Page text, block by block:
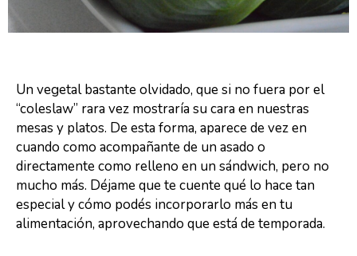
Un vegetal bastante olvidado, que si no fuera por el
“coleslaw” rara vez mostraría su cara en nuestras
mesas y platos. De esta forma, aparece de vez en
cuando como acompañante de un asado o
directamente como relleno en un sándwich, pero no
mucho más. Déjame que te cuente qué lo hace tan
especial y cómo podés incorporarlo más en tu
alimentación, aprovechando que está de temporada.